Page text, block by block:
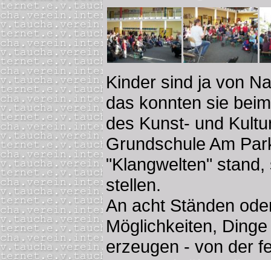
Kinder sind ja von
das konnten sie
des Kunst- und
Grundschule Am
"Klangwelten"
stellen.
An acht Ständen
Möglichkeiten,
erzeugen - von der